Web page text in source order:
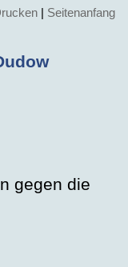
| Seitenanfang
gegen die